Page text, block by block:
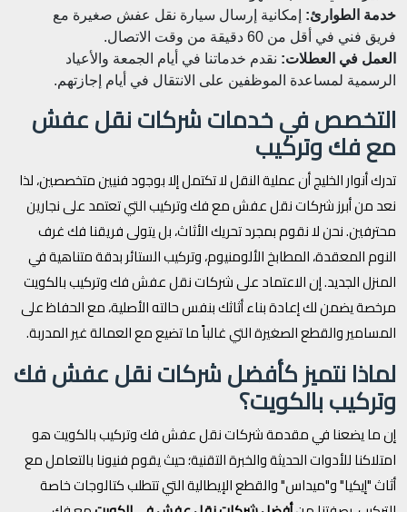
خدمة الطوارئ: إمكانية إرسال سيارة نقل عفش صغيرة مع
فريق فني في أقل من 60 دقيقة من وقت الاتصال.
العمل في العطلات: نقدم خدماتنا في أيام الجمعة والأعياد
الرسمية لمساعدة الموظفين على الانتقال في أيام إجازتهم.
التخصص في خدمات شركات نقل عفش
مع فك وتركيب
تدرك أنوار الخليج أن عملية النقل لا تكتمل إلا بوجود فنيين متخصصين، لذا
نعد من أبرز شركات نقل عفش مع فك وتركيب التي تعتمد على نجارين
محترفين. نحن لا نقوم بمجرد تحريك الأثاث، بل يتولى فريقنا فك غرف
النوم المعقدة، المطابخ الألومنيوم، وتركيب الستائر بدقة متناهية في
المنزل الجديد. إن الاعتماد على شركات نقل عفش فك وتركيب بالكويت
مرخصة يضمن لك إعادة بناء أثاثك بنفس حالته الأصلية، مع الحفاظ على
المسامير والقطع الصغيرة التي غالباً ما تضيع مع العمالة غير المدربة.
لماذا نتميز كأفضل شركات نقل عفش فك
وتركيب بالكويت؟
إن ما يضعنا في مقدمة شركات نقل عفش فك وتركيب بالكويت هو
امتلاكنا للأدوات الحديثة والخبرة التقنية؛ حيث يقوم فنيونا بالتعامل مع
أثاث "إيكيا" و"ميداس" والقطع الإيطالية التي تتطلب كتالوجات خاصة